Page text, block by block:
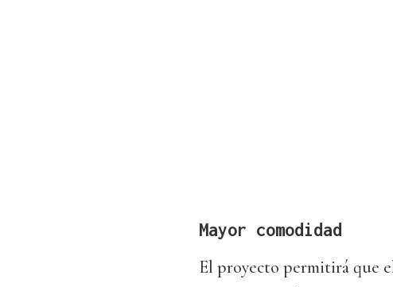
Mayor comodidad
El proyecto permitirá que